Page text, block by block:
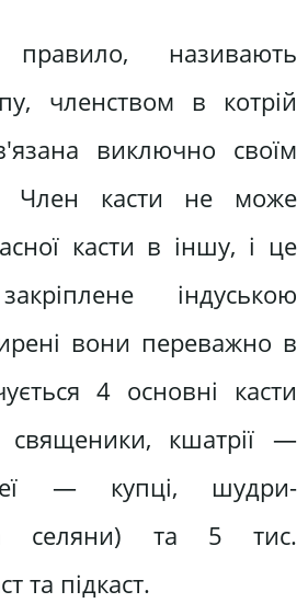
називають
членством в котрій
виключно своїм
Член касти не може
касти в іншу, і це
індуською
вони переважно в
4 основні касти
кшатрії —
— купці, шудри-
селяни) та 5 тис.
та підкаст.